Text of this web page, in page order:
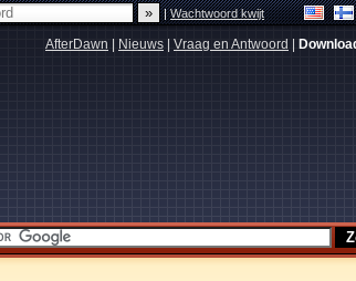
|Wachtwoord kwijt
AfterDawn Nieuws Vraag en Antwoord